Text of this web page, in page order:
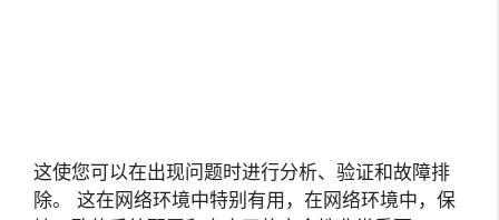
这使您可以在出现问题时进行分析、验证和故障排
除。 这在网络环境中特别有用，在网络环境中，保